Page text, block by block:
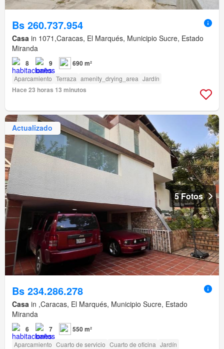
Bs 260.737.954
Casa in 1071,Caracas, El Marqués, Municipio Sucre, Estado
Miranda
8 9 690 m²
Aparcamiento Terraza amenity_drying_area Jardín
Hace 23 horas 13 minutos
Actualizado
5 Fotos
Bs 234.286.278
Casa in ,Caracas, El Marqués, Municipio Sucre, Estado
Miranda
6 7 550 m²
Aparcamiento Cuarto de servicio Cuarto de oficina Jardín